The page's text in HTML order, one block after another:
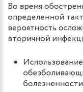
Во время
определенной
вероятность
вторичной